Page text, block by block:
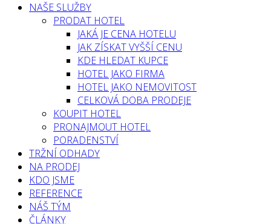
NAŠE SLUŽBY
PRODAT HOTEL
JAKÁ JE CENA HOTELU
JAK ZÍSKAT VYŠŠÍ CENU
KDE HLEDAT KUPCE
HOTEL JAKO FIRMA
HOTEL JAKO NEMOVITOST
CELKOVÁ DOBA PRODEJE
KOUPIT HOTEL
PRONAJMOUT HOTEL
PORADENSTVÍ
TRŽNÍ ODHADY
NA PRODEJ
KDO JSME
REFERENCE
NÁŠ TÝM
ČLÁNKY